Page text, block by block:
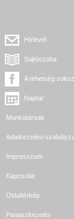
Hírlevél
Sajtószoba
A tehetség
Naptár
Munkatársak
Adatkezelési
Impresszum
Kapcsolat
Oldaltérkép
Panaszkezelés